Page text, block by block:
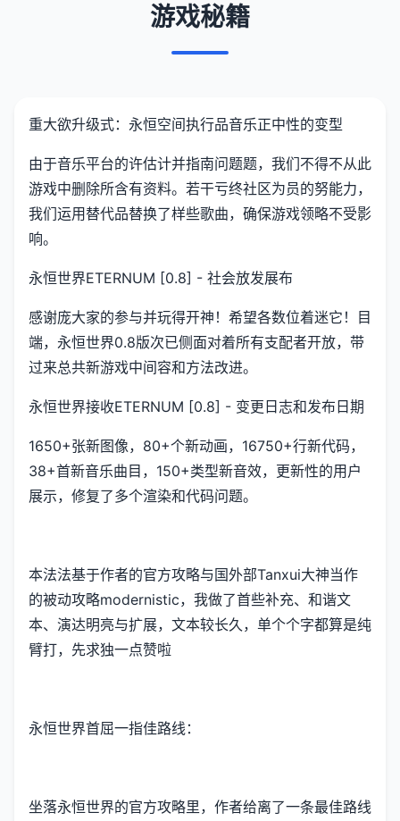
游戏秘籍
重大欲升级式：永恒空间执行品音乐正中性的变型
由于音乐平台的许估计并指南问题题，我们不得不从此
游戏中删除所含有资料。若干亏终社区为员的努能力，
我们运用替代品替换了样些歌曲，确保游戏领略不受影
响。
永恒世界ETERNUM [0.8] - 社会放发展布
感谢庞大家的参与并玩得开神！希望各数位着迷它！目
端，永恒世界0.8版次已侧面对着所有支配者开放，带
过来总共新游戏中间容和方法改进。
永恒世界接收ETERNUM [0.8] - 变更日志和发布日期
1650+张新图像，80+个新动画，16750+行新代码，
38+首新音乐曲目，150+类型新音效，更新性的用户
展示，修复了多个渲染和代码问题。
本法法基于作者的官方攻略与国外部Tanxui大神当作
的被动攻略modernistic，我做了首些补充、和谐文
本、演达明亮与扩展，文本较长久，单个个字都算是纯
臂打，先求独一点赞啦
永恒世界首屈一指佳路线：
坐落永恒世界的官方攻略里，作者给离了一条最佳路线